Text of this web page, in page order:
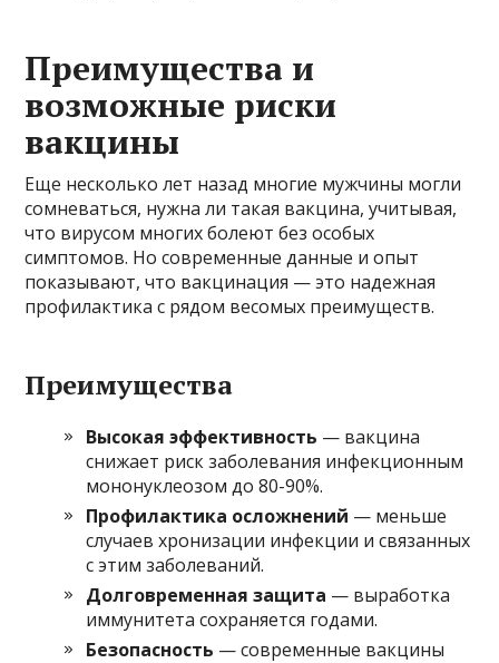
Преимущества и
возможные риски
вакцины
Еще несколько лет назад многие мужчины могли
сомневаться, нужна ли такая вакцина, учитывая,
что вирусом многих болеют без особых
симптомов. Но современные данные и опыт
показывают, что вакцинация — это надежная
профилактика с рядом весомых преимуществ.
Преимущества
Высокая эффективность — вакцина
снижает риск заболевания инфекционным
мононуклеозом до 80-90%.
Профилактика осложнений — меньше
случаев хронизации инфекции и связанных
с этим заболеваний.
Долговременная защита — выработка
иммунитета сохраняется годами.
Безопасность — современные вакцины